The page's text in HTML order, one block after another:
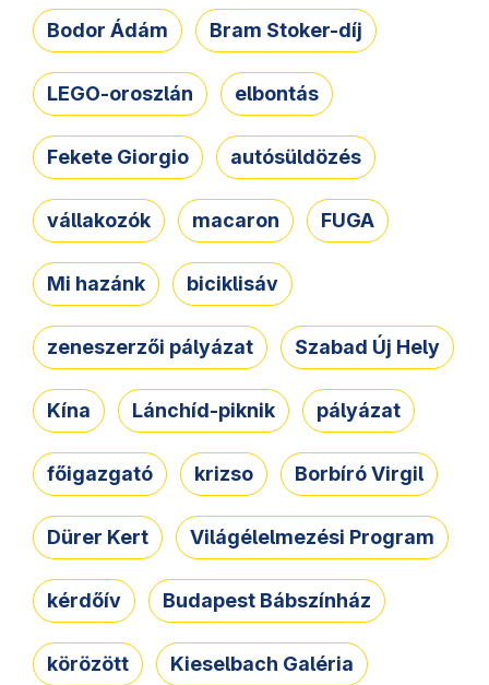
Bodor Ádám Bram Stoker-díj
LEGO-oroszlán elbontás
Fekete Giorgio autósüldözés
vállakozók macaron FUGA
Mi hazánk biciklisáv
zeneszerzői pályázat Szabad Új Hely
Kína Lánchíd-piknik pályázat
főigazgató krizso Borbíró Virgil
Dürer Kert Világélelmezési Program
kérdőív Budapest Bábszínház
körözött Kieselbach Galéria